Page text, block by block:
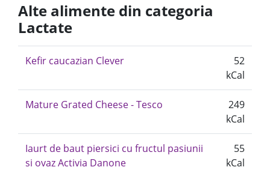
Alte alimente din categoria
Lactate
Kefir caucazian Clever
52
kCal
Mature Grated Cheese - Tesco
249
kCal
Iaurt de baut piersici cu fructul pasiunii
si ovaz Activia Danone
55
kCal